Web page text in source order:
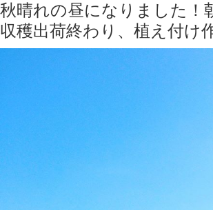
秋晴れの昼になりました！
収穫出荷終わり、植え付け